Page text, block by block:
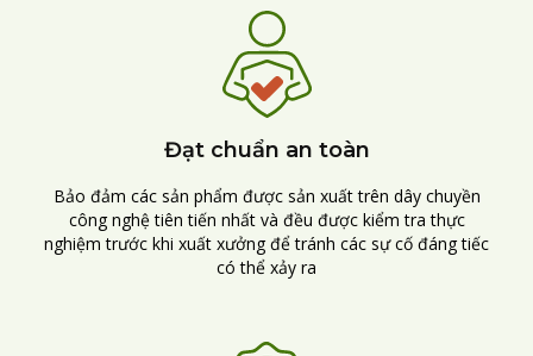
Đạt chuẩn an toàn
Bảo đảm các sản phẩm được sản xuất trên dây chuyền
công nghệ tiên tiến nhất và đều được kiểm tra thực
nghiệm trước khi xuất xưởng để tránh các sự cố đáng tiếc
có thể xảy ra